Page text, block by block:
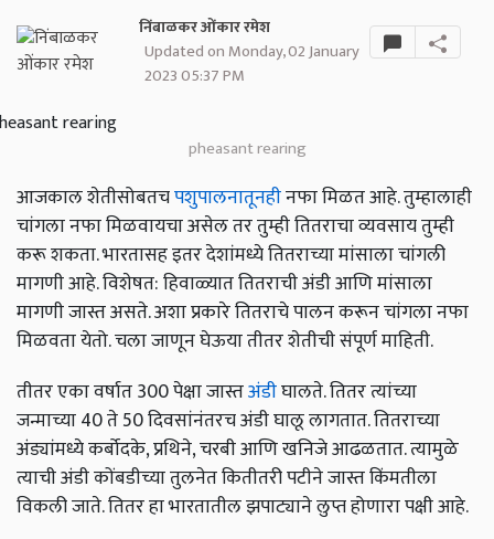
निंबाळकर ओंकार रमेश
Updated on Monday, 02 January
2023 05:37 PM
pheasant rearing
आजकाल शेतीसोबतचपशुपालनातूनहीनफा मिळत आहे. तुम्हालाही
चांगला नफा मिळवायचा असेल तर तुम्ही तितराचा व्यवसाय तुम्ही
करू शकता. भारतासह इतर देशांमध्ये तितराच्या मांसाला चांगली
मागणी आहे. विशेषत: हिवाळ्यात तितराची अंडी आणि मांसाला
मागणी जास्त असते. अशा प्रकारे तितराचे पालन करून चांगला नफा
मिळवता येतो. चला जाणून घेऊया तीतर शेतीची संपूर्ण माहिती.
तीतर एका वर्षात 300 पेक्षा जास्तअंडीघालते. तितर त्यांच्या
जन्माच्या 40 ते 50 दिवसांनंतरच अंडी घालू लागतात. तितराच्या
अंड्यांमध्ये कर्बोदके, प्रथिने, चरबी आणि खनिजे आढळतात. त्यामुळे
त्याची अंडी कोंबडीच्या तुलनेत कितीतरी पटीने जास्त किंमतीला
विकली जाते. तितर हा भारतातील झपाट्याने लुप्त होणारा पक्षी आहे.